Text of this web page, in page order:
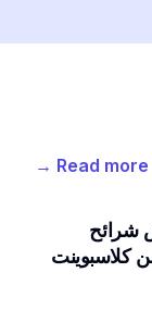
Read more
→
شرائح
كلاسبوينت